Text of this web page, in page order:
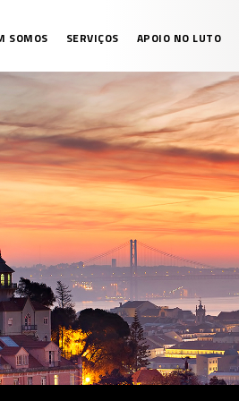
SOMOS SERVIÇOS APOIO NO LUTO